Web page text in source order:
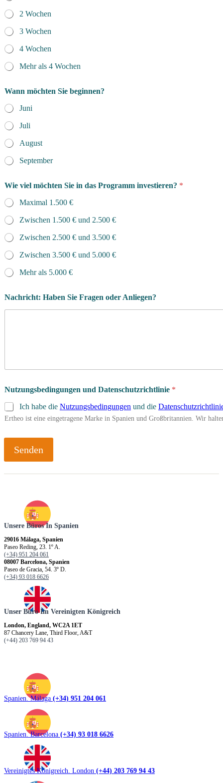
2 Wochen
3 Wochen
4 Wochen
Mehr als 4 Wochen
Wann möchten Sie beginnen?
Juni
Juli
August
September
Wie viel möchten Sie in das Programm investieren? *
Maximal 1.500 €
Zwischen 1.500 € und 2.500 €
Zwischen 2.500 € und 3.500 €
Zwischen 3.500 € und 5.000 €
Mehr als 5.000 €
Nachricht: Haben Sie Fragen oder Anliegen?
Nutzungsbedingungen und Datenschutzrichtlinie *
Ich habe die Nutzungsbedingungen und die
Ertheo ist eine eingetragene Marke in Spanien und Großbritannien. Wir
Senden
Unsere Büros In Spanien
29016 Málaga, Spanien
Paseo Reding, 23. 1º A.
(+34) 951 204 061
08007 Barcelona, Spanien
Paseo de Gracia, 54. 3º D.
(+34) 93 018 6626
Unser Büro Im Vereinigten Königreich
London, England, WC2A 1ET
87 Chancery Lane, Third Floor, A&T
(+44) 203 769 94 43
Spanien. Málaga (+34) 951 204 061
Spanien. Barcelona (+34) 93 018 6626
Vereinigtes Königreich. London (+44) 203 769 94 43